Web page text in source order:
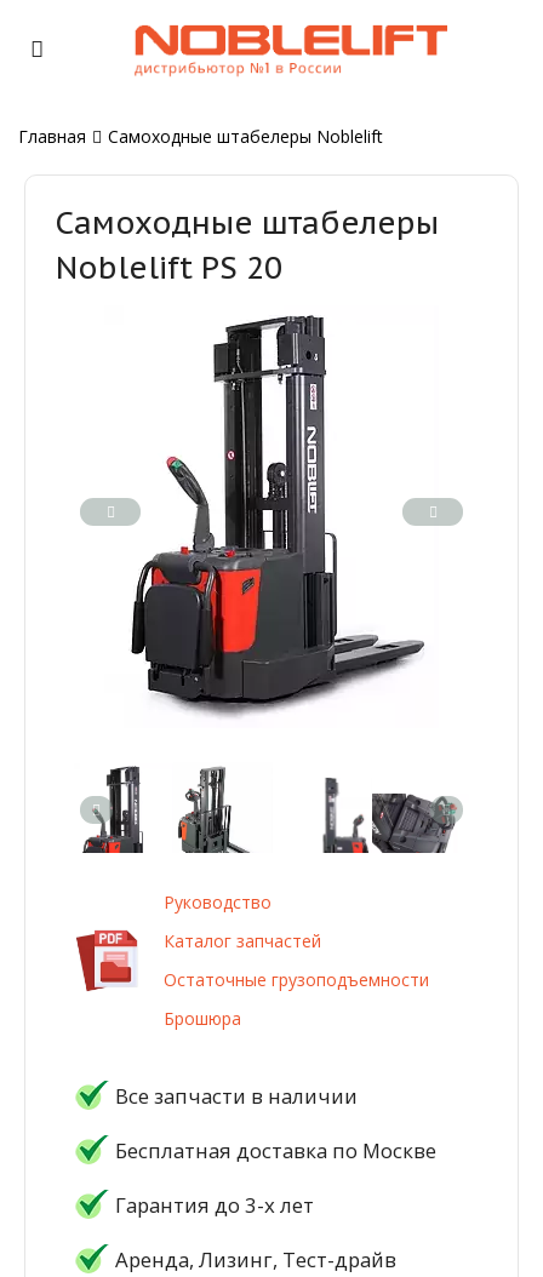
Главная Самоходные штабелеры Noblelift
Самоходные штабелеры
Noblelift PS 20
Руководство
Каталог запчастей
Остаточные грузоподъемности
Брошюра
Все запчасти в наличии
Бесплатная доставка по Москве
Гарантия до 3-х лет
Аренда, Лизинг, Тест-драйв